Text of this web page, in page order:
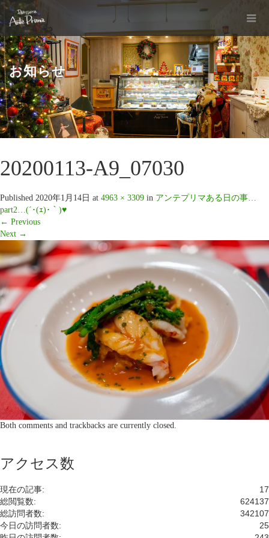
お知らせ
20200113-A9_07030
Published 2020年1月14日 at 4963 × 3309 in アンテプリマある日の事…
part2…(´･(ｪ)･｀)♥
← Previous
Next →
Both comments and trackbacks are currently closed.
アクセス数
17
現在の記事:
624137
総閲覧数:
342107
総訪問者数:
25
今日の訪問者数: